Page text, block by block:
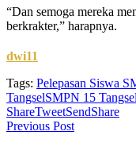
“Dan semoga mereka
berkrakter,” harapnya.
dwi11
Tags: Pelepasan Siswa
TangselSMPN 15 Tangsel
ShareTweetSendShare
Previous Post